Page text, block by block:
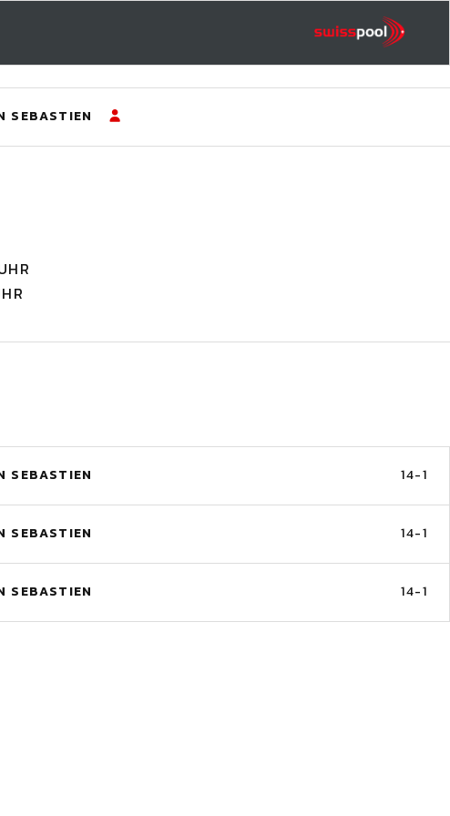
SEBASTIEN
SEBASTIEN 14-1
SEBASTIEN 14-1
SEBASTIEN 14-1